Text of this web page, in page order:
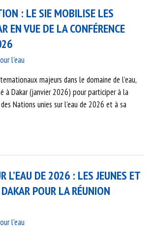
: LE SIE MOBILISE LES
EN VUE DE LA CONFÉRENCE
l'eau
majeurs dans le domaine de l’eau,
à Dakar (janvier 2026) pour participer à la
Nations unies sur l’eau de 2026 et à sa
L’EAU DE 2026 : LES JEUNES ET
POUR LA RÉUNION
l'eau